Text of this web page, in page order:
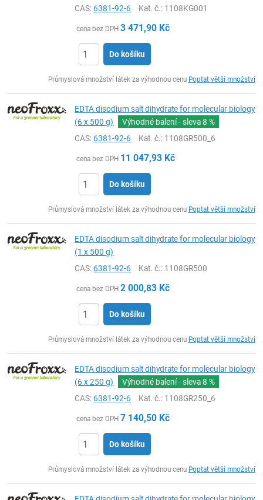
CAS:6381-92-6 Kat. č.: 1108KG001
cena bez DPH 3 471,90 Kč
Do košíku
Průmyslová množství látek za výhodnou cenu Poptat větší množství
EDTA disodium salt dihydrate for molecular biology
(6 x 500 g)
Výhodné balení - sleva8 %
CAS:6381-92-6 Kat. č.: 1108GR500_6
cena bez DPH 11 047,93 Kč
Do košíku
Průmyslová množství látek za výhodnou cenu Poptat větší množství
EDTA disodium salt dihydrate for molecular biology
(1 x 500 g)
CAS:6381-92-6 Kat. č.: 1108GR500
cena bez DPH 2 000,83 Kč
Do košíku
Průmyslová množství látek za výhodnou cenu Poptat větší množství
EDTA disodium salt dihydrate for molecular biology
(6 x 250 g)
Výhodné balení - sleva8 %
CAS:6381-92-6 Kat. č.: 1108GR250_6
cena bez DPH 7 140,50 Kč
Do košíku
Průmyslová množství látek za výhodnou cenu Poptat větší množství